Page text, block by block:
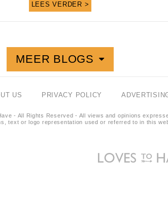
LEES VERDER >
MEER BLOGS
US PRIVACY POLICY
- All Rights Reserved - All views and opinions
text or logo representation used or referred to in this